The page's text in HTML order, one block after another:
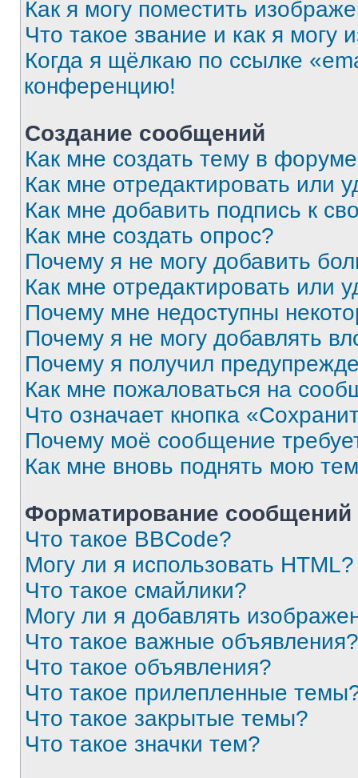
Как я могу поместить
Что такое звание и как я могу
Когда я щёлкаю по ссылке
конференцию!
Создание сообщений
Как мне создать тему в
Как мне отредактировать или
Как мне добавить подпись к
Как мне создать опрос?
Почему я не могу добавить
Как мне отредактировать или
Почему мне недоступны
Почему я не могу добавлять
Почему я получил
Как мне пожаловаться на
Что означает кнопка
Почему моё сообщение
Как мне вновь поднять мою
Форматирование
Что такое BBCode?
Могу ли я использовать HTML?
Что такое смайлики?
Могу ли я добавлять
Что такое важные объявления?
Что такое объявления?
Что такое прилепленные
Что такое закрытые темы?
Что такое значки тем?